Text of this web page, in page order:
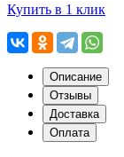
Купить в 1 клик
Описание
Отзывы
Доставка
Оплата